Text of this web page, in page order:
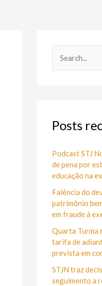
u
s
a
r
p
o
r
:
Posts
Podcast STJ
de pena por
educação na
Falência do
patrimônio
em fraude à
Quarta Turma
tarifa de
prevista em
STJN traz
seguimento a